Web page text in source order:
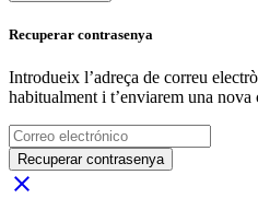
Recuperar contrasenya
Introdueix l’adreça de correu
habitualment i t’enviarem una nova
Recuperar contrasenya
close